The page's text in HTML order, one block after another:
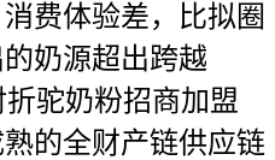
费体验差，比拟圈
奶源超出跨越
驼奶粉招商加盟
的全财产链供应链